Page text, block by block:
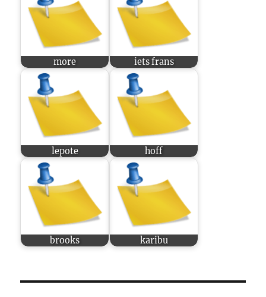
more iets frans
lepote hoff
brooks karibu